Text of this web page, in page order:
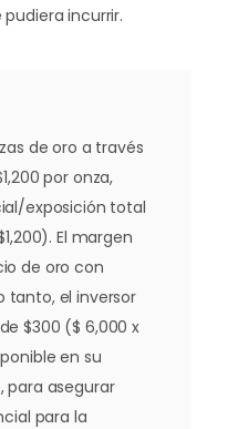
incurrir.
de oro a través
por onza,
exposición total
El margen
de oro con
tanto, el inversor
$300 ($ 6,000 x
en su
para asegurar
para la